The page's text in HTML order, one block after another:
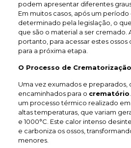
podem apresentar diferentes
Em muitos casos, após um
determinado pela legislação, o que
que são o material a ser cremado.
portanto, para acessar estes
para a próxima etapa.
O Processo de
Uma vez exumados e preparados,
encaminhados para o crematório
um processo térmico realizado
altas temperaturas, que variam
e 1000°C. Este calor intenso
e carboniza os ossos,
menores.